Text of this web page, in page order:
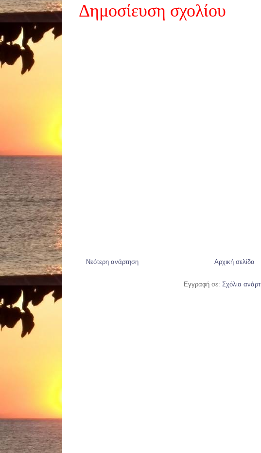
Δημοσίευση σχολίου
Νεότερη ανάρτηση Αρχική σελίδα
Εγγραφή σε: Σχόλια